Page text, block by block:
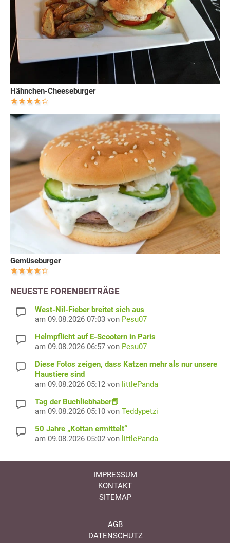
Hähnchen-Cheeseburger
Gemüseburger
NEUESTE FORENBEITRÄGE
West-Nil-Fieber breitet sich aus
am 09.08.2026 07:03 von Pesu07
Helmpflicht auf E-Scootern in Paris
am 09.08.2026 06:57 von Pesu07
Diese Fotos zeigen, dass Katzen mehr als nur unsere
Haustiere sind
am 09.08.2026 05:12 von littlePanda
Tag der Buchliebhaber📕
am 09.08.2026 05:10 von Teddypetzi
50 Jahre „Kottan ermittelt“
am 09.08.2026 05:02 von littlePanda
IMPRESSUM
KONTAKT
SITEMAP
AGB
DATENSCHUTZ